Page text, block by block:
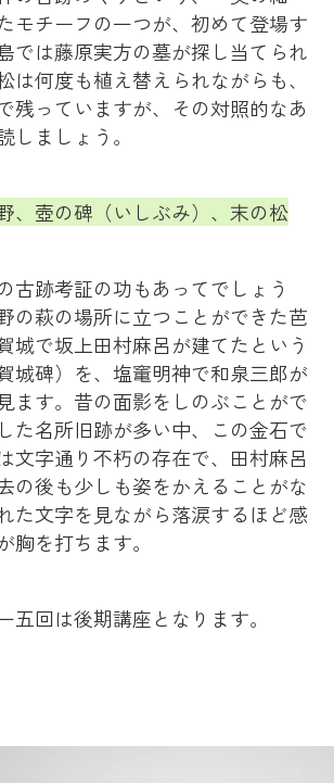
モチーフの一つが、初めて登場す
では藤原実方の墓が探し当てられ
は何度も植え替えられながらも、
残っていますが、その対照的なあ
しましょう。
壺の碑（いしぶみ）、末の松
古跡考証の功もあってでしょう
の萩の場所に立つことができた芭
城で坂上田村麻呂が建てたという
城碑）を、塩竃明神で和泉三郎が
ます。昔の面影をしのぶことがで
た名所旧跡が多い中、この金石で
文字通り不朽の存在で、田村麻呂
の後も少しも姿をかえることがな
た文字を見ながら落涙するほど感
胸を打ちます。
回は後期講座となります。